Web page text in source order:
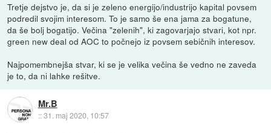
Tretje dejstvo je, da si je zeleno energijo/industrijo kapital povsem
podredil svojim interesom. To je samo še ena jama za bogatune,
da še bolj bogatijo. Večina "zelenih", ki zagovarjajo stvari, kot npr.
green new deal od AOC to počnejo iz povsem sebičnih interesov.
Najpomembnejša stvar, ki se je velika večina še vedno ne zaveda
je to, da ni lahke rešitve.
Mr.B
::31. maj 2020, 10:57